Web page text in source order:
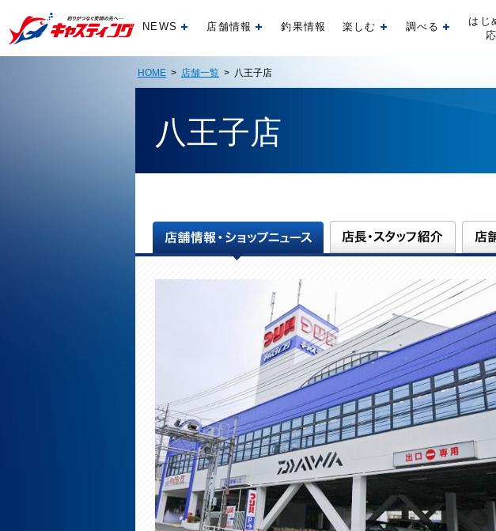
NEWS 開く店舗情報 開く釣果情報 楽しむ 開く調べる 開く
はじ
HOME > 店舗一覧 > 八王子店
八王子店